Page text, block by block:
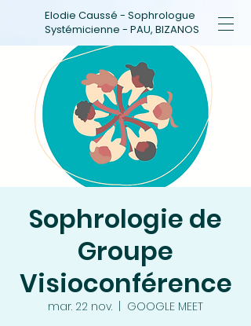
Elodie Caussé - Sophrologue
Systémicienne - PAU, BIZANOS
Sophrologie de
Groupe
Visioconférence
mar. 22 nov.
GOOGLE MEET